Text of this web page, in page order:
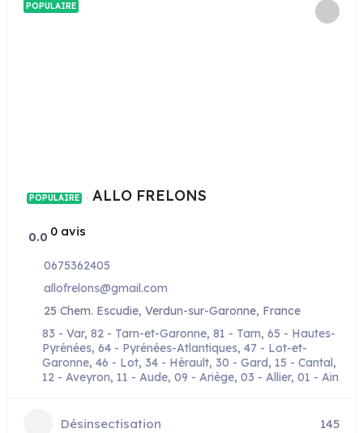
POPULAIRE
POPULAIRE ALLO FRELONS
0.0 0 avis
0675362405
allofrelons@gmail.com
25 Chem. Escudie, Verdun-sur-Garonne, France
83 - Var, 82 - Tarn-et-Garonne, 81 - Tarn, 65 - Hautes-
Pyrénées, 64 - Pyrénées-Atlantiques, 47 - Lot-et-
Garonne, 46 - Lot, 34 - Hérault, 30 - Gard, 15 - Cantal ,
12 - Aveyron, 11 - Aude, 09 - Ariège, 03 - Allier, 01 - Ain
Désinsectisation 145